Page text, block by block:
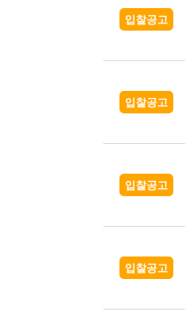
입찰공고
입찰공고
입찰공고
입찰공고